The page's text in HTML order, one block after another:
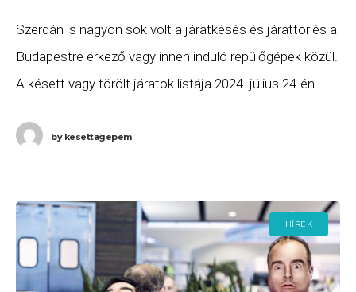
Szerdán is nagyon sok volt a járatkésés és járattörlés a
Budapestre érkező vagy innen induló repülőgépek közül.
A késett vagy törölt járatok listája 2024. július 24-én
bykesettagepem
HÍREK